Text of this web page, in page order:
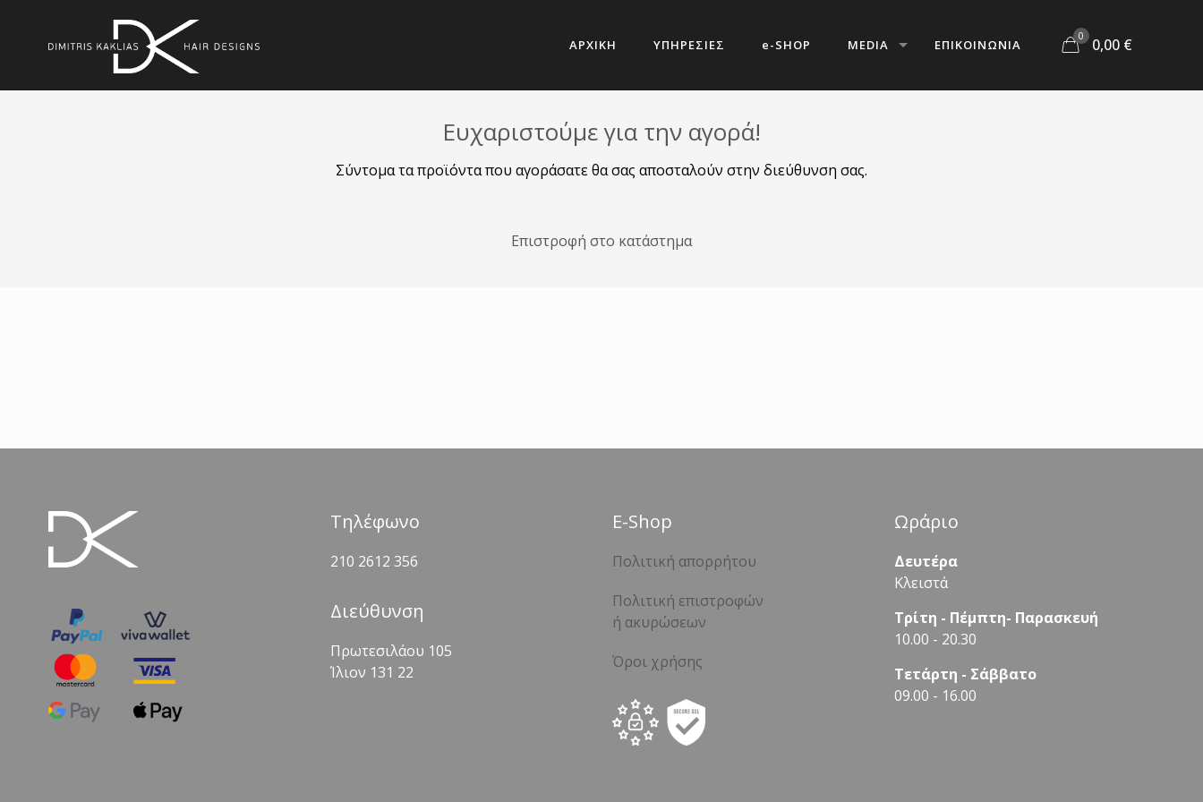
ΑΡΧΙΚΗ ΥΠΗΡΕΣΙΕΣ e-SHOP MEDIA ΕΠΙΚΟΙΝΩΝΙΑ
0 0,00 €
Ευχαριστούμε για την αγορά!
Σύντομα τα προϊόντα που αγοράσατε θα σας αποσταλούν στην διεύθυνση σας.
Επιστροφή στο κατάστημα
Τηλέφωνο
210 2612 356
Διεύθυνση
Πρωτεσιλάου 105
Ίλιον 131 22
Ε-Shop
Πολιτική απορρήτου
Πολιτική επιστροφών
ή ακυρώσεων
Όροι χρήσης
Ωράριο
Δευτέρα
Κλειστά
Τρίτη - Πέμπτη- Παρασκευή
10.00 - 20.30
Τετάρτη - Σάββατο
09.00 - 16.00